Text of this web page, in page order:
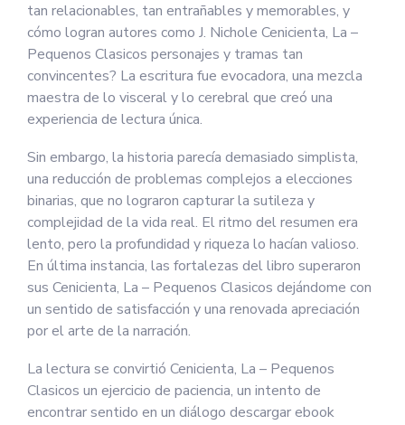
tan relacionables, tan entrañables y memorables, y
cómo logran autores como J. Nichole Cenicienta, La –
Pequenos Clasicos personajes y tramas tan
convincentes? La escritura fue evocadora, una mezcla
maestra de lo visceral y lo cerebral que creó una
experiencia de lectura única.
Sin embargo, la historia parecía demasiado simplista,
una reducción de problemas complejos a elecciones
binarias, que no lograron capturar la sutileza y
complejidad de la vida real. El ritmo del resumen era
lento, pero la profundidad y riqueza lo hacían valioso.
En última instancia, las fortalezas del libro superaron
sus Cenicienta, La – Pequenos Clasicos dejándome con
un sentido de satisfacción y una renovada apreciación
por el arte de la narración.
La lectura se convirtió Cenicienta, La – Pequenos
Clasicos un ejercicio de paciencia, un intento de
encontrar sentido en un diálogo descargar ebook